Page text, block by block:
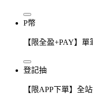
P幣
【限全盈+PAY】單
登記抽
【限APP下單】全